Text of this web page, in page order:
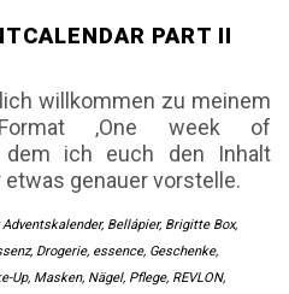
PART II
willkommen zu meinem
‚One week of
dem ich euch den Inhalt
genauer vorstelle.
Adventskalender, Bellápier, Brigitte Box,
, Drogerie, essence, Geschenke,
Up, Masken, Nägel, Pflege, REVLON,